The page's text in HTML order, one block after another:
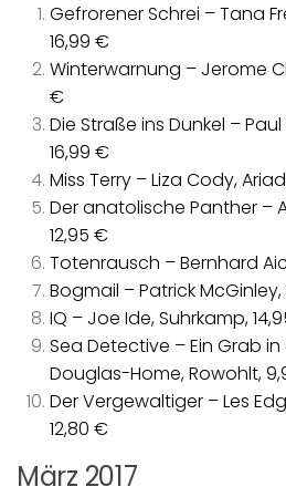
Gefrorener Schrei – Tana
16,99 €
Winterwarnung – Jerome
€
Die Straße ins Dunkel –
16,99 €
Miss Terry – Liza Cody,
Der anatolische Panther –
12,95 €
Totenrausch – Bernhard
Bogmail – Patrick
IQ – Joe Ide, Suhrkamp,
Sea Detective – Ein Grab
Douglas-Home, Rowohlt,
Der Vergewaltiger – Les
12,80 €
März 2017